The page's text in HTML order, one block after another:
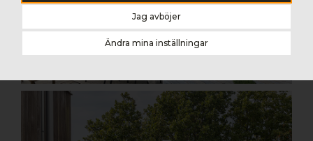
Jag avböjer
Ändra mina inställningar